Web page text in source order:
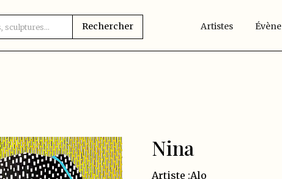
Artistes
Nina
Artiste :Alo